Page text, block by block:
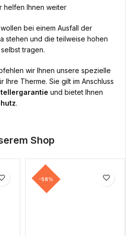
helfen Ihnen weiter
bei einem Ausfall der
stehen und die teilweise hohen
tragen.
wir Ihnen unsere spezielle
Ihre Therme. Sie gilt im Anschluss
und bietet Ihnen
.
Shop
-58%